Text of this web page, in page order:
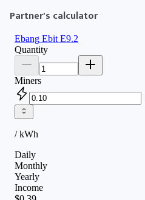
Partner's calculator